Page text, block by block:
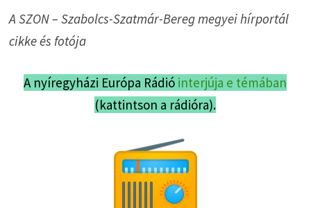
A SZON – Szabolcs-Szatmár-Bereg megyei hírportál
cikke és fotója
A nyíregyházi Európa Rádió interjúja e témában
(kattintson a rádióra).